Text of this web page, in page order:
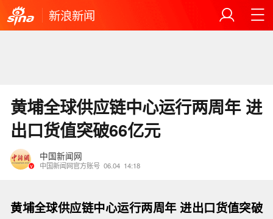
新浪新闻
黄埔全球供应链中心运行两周年 进
出口货值突破66亿元
中国新闻网
中国新闻网官方账号 06.04 14:18
黄埔全球供应链中心运行两周年 进出口货值突破